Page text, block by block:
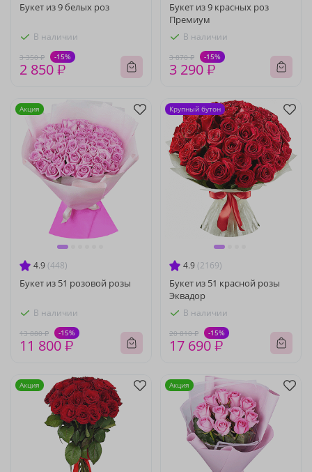
Букет из 9 белых роз
В наличии
3 350 ₽ -15%
2 850 ₽
Букет из 9 красных роз
Премиум
В наличии
3 870 ₽ -15%
3 290 ₽
4.9 (448)
Букет из 51 розовой розы
В наличии
13 880 ₽ -15%
11 800 ₽
Акция
4.9 (2169)
Букет из 51 красной розы
Эквадор
В наличии
20 810 ₽ -15%
17 690 ₽
Крупный бутон
Акция Акция